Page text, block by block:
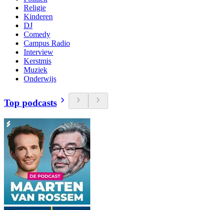
Religie
Kinderen
DJ
Comedy
Campus Radio
Interview
Kerstmis
Muziek
Onderwijs
Top podcasts